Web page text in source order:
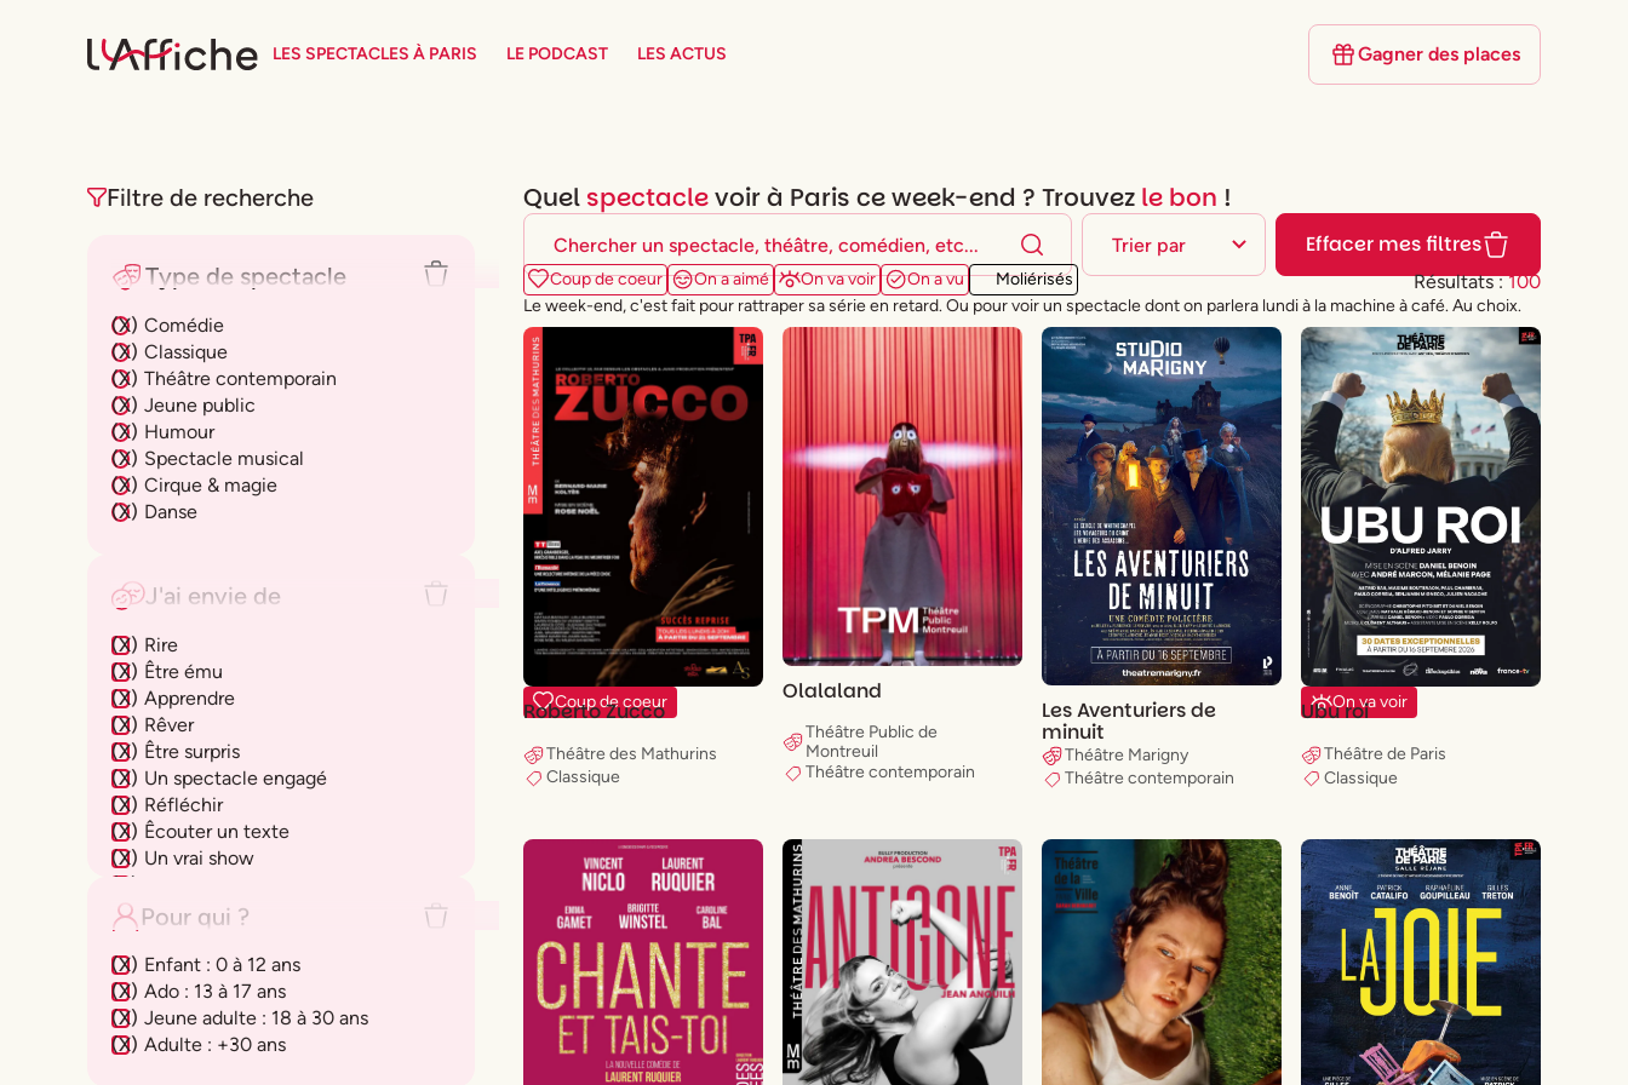
LES SPECTACLES À PARIS LE PODCAST LES ACTUS Gagner des places
Filtre de recherche
Type de spectacle
Comédie
(X)
Classique
(X)
Théâtre contemporain
(X)
Jeune public
(X)
Humour
(X)
Spectacle musical
(X)
Cirque & magie
(X)
Danse
(X)
J'ai envie de
Rire
(X)
Être ému
(X)
Apprendre
(X)
Rêver
(X)
Être surpris
(X)
Un spectacle engagé
(X)
Réfléchir
(X)
Êcouter un texte
(X)
Un vrai show
(X)
Passer un moment en famille
(X)
( )
Pour qui ?
Enfant : 0 à 12 ans
(X)
Ado : 13 à 17 ans
(X)
⁠Jeune adulte : 18 à 30 ans
(X)
Adulte : +30 ans
(X)
Quel spectaclevoir à Paris ce week-end ? Trouvez le bon !
Effacer mes filtres
Coup de coeur On a aimé On va voir On a vu Moliérisés Résultats :100
Le week-end, c'est fait pour rattraper sa série en retard. Ou pour voir un spectacle dont on parlera lundi à la machine à café. Au choix.
Coup de coeur
Roberto Zucco
Théâtre des Mathurins
Classique
Olalaland
Théâtre Public de
Montreuil
Théâtre contemporain
Les Aventuriers de
minuit
Théâtre Marigny
Théâtre contemporain
On va voir
Ubu roi
Théâtre de Paris
Classique